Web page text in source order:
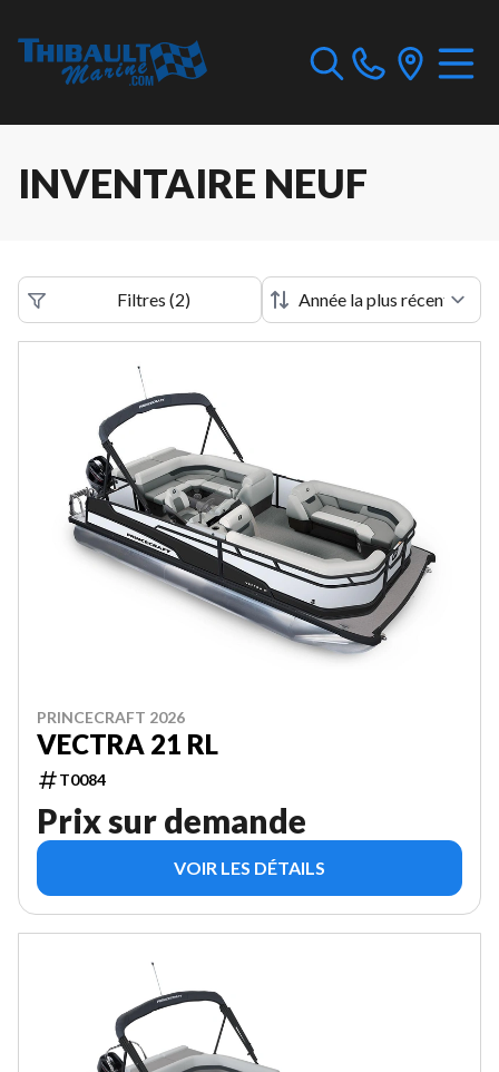
INVENTAIRE NEUF
Filtres (2)
PRINCECRAFT 2026
VECTRA 21 RL
T0084
Prix sur demande
VOIR LES DÉTAILS